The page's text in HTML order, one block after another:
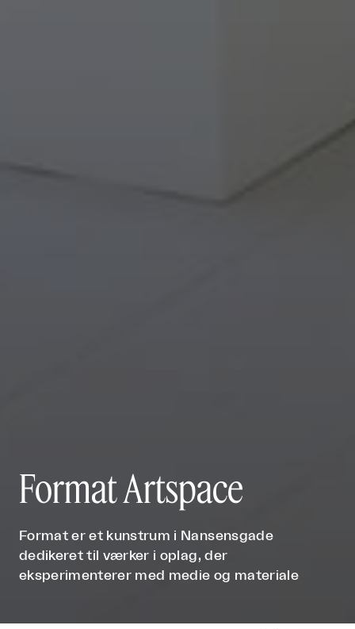
Format Artspace
Format er et kunstrum i Nansensgade
dedikeret til værker i oplag, der
eksperimenterer med medie og materiale